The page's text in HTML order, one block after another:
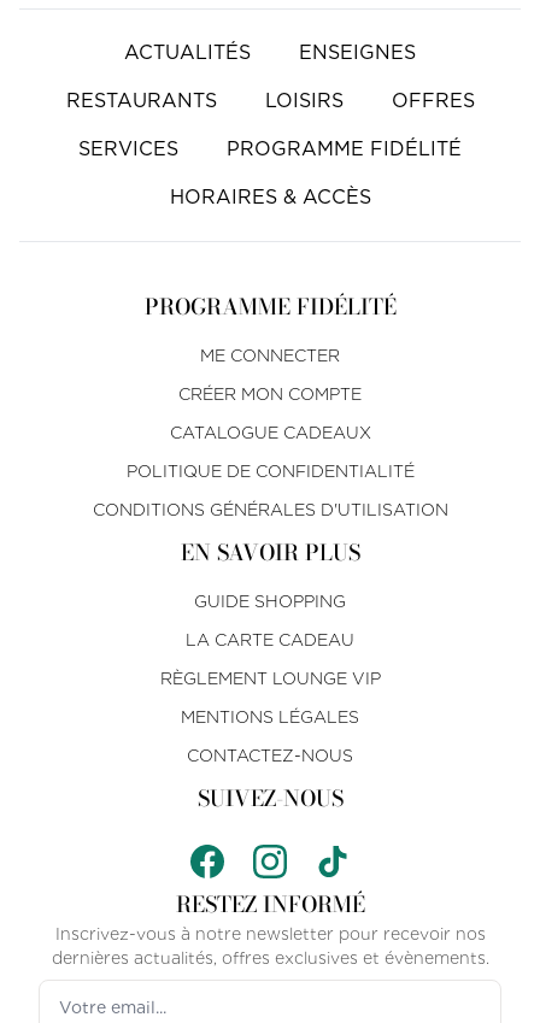
ACTUALITÉS ENSEIGNES
RESTAURANTS LOISIRS OFFRES
SERVICES PROGRAMME FIDÉLITÉ
HORAIRES & ACCÈS
PROGRAMME FIDÉLITÉ
ME CONNECTER
CRÉER MON COMPTE
CATALOGUE CADEAUX
POLITIQUE DE CONFIDENTIALITÉ
CONDITIONS GÉNÉRALES D'UTILISATION
EN SAVOIR PLUS
GUIDE SHOPPING
LA CARTE CADEAU
RÈGLEMENT LOUNGE VIP
MENTIONS LÉGALES
CONTACTEZ-NOUS
SUIVEZ-NOUS
RESTEZ INFORMÉ
Inscrivez-vous à notre newsletter pour recevoir nos
dernières actualités, offres exclusives et évènements.
Votre adresse email